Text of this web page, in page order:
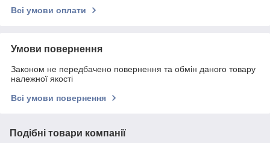
Всі умови оплати
Умови повернення
Законом не передбачено повернення та обмін даного товару
належної якості
Всі умови повернення
Подібні товари компанії